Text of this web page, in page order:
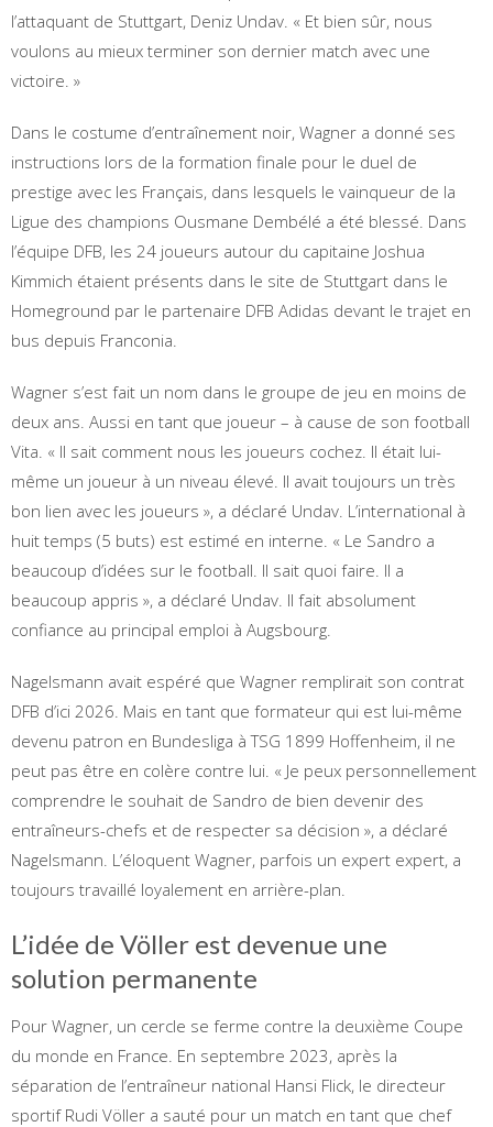
l’attaquant de Stuttgart, Deniz Undav. « Et bien sûr, nous
voulons au mieux terminer son dernier match avec une
victoire. »
Dans le costume d’entraînement noir, Wagner a donné ses
instructions lors de la formation finale pour le duel de
prestige avec les Français, dans lesquels le vainqueur de la
Ligue des champions Ousmane Dembélé a été blessé. Dans
l’équipe DFB, les 24 joueurs autour du capitaine Joshua
Kimmich étaient présents dans le site de Stuttgart dans le
Homeground par le partenaire DFB Adidas devant le trajet en
bus depuis Franconia.
Wagner s’est fait un nom dans le groupe de jeu en moins de
deux ans. Aussi en tant que joueur – à cause de son football
Vita. « Il sait comment nous les joueurs cochez. Il était lui-
même un joueur à un niveau élevé. Il avait toujours un très
bon lien avec les joueurs », a déclaré Undav. L’international à
huit temps (5 buts) est estimé en interne. « Le Sandro a
beaucoup d’idées sur le football. Il sait quoi faire. Il a
beaucoup appris », a déclaré Undav. Il fait absolument
confiance au principal emploi à Augsbourg.
Nagelsmann avait espéré que Wagner remplirait son contrat
DFB d’ici 2026. Mais en tant que formateur qui est lui-même
devenu patron en Bundesliga à TSG 1899 Hoffenheim, il ne
peut pas être en colère contre lui. « Je peux personnellement
comprendre le souhait de Sandro de bien devenir des
entraîneurs-chefs et de respecter sa décision », a déclaré
Nagelsmann. L’éloquent Wagner, parfois un expert expert, a
toujours travaillé loyalement en arrière-plan.
L’idée de Völler est devenue une
solution permanente
Pour Wagner, un cercle se ferme contre la deuxième Coupe
du monde en France. En septembre 2023, après la
séparation de l’entraîneur national Hansi Flick, le directeur
sportif Rudi Völler a sauté pour un match en tant que chef